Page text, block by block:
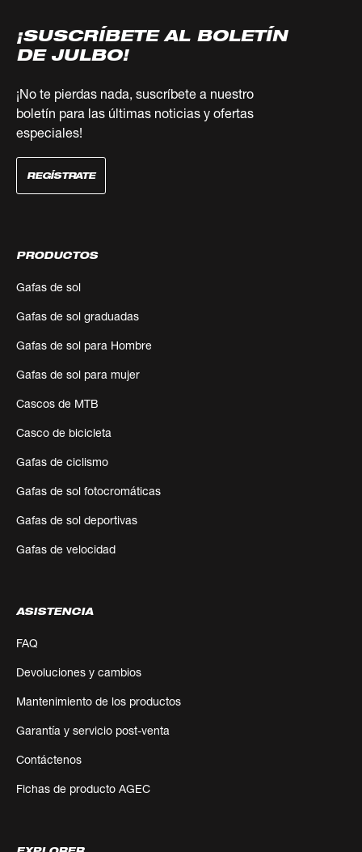
¡SUSCRÍBETE AL BOLETÍN
DE JULBO!
¡No te pierdas nada, suscríbete a nuestro
boletín para las últimas noticias y ofertas
especiales!
REGÍSTRATE
PRODUCTOS
Gafas de sol
Gafas de sol graduadas
Gafas de sol para Hombre
Gafas de sol para mujer
Cascos de MTB
Casco de bicicleta
Gafas de ciclismo
Gafas de sol fotocromáticas
Gafas de sol deportivas
Gafas de velocidad
ASISTENCIA
FAQ
Devoluciones y cambios
Mantenimiento de los productos
Garantía y servicio post-venta
Contáctenos
Fichas de producto AGEC